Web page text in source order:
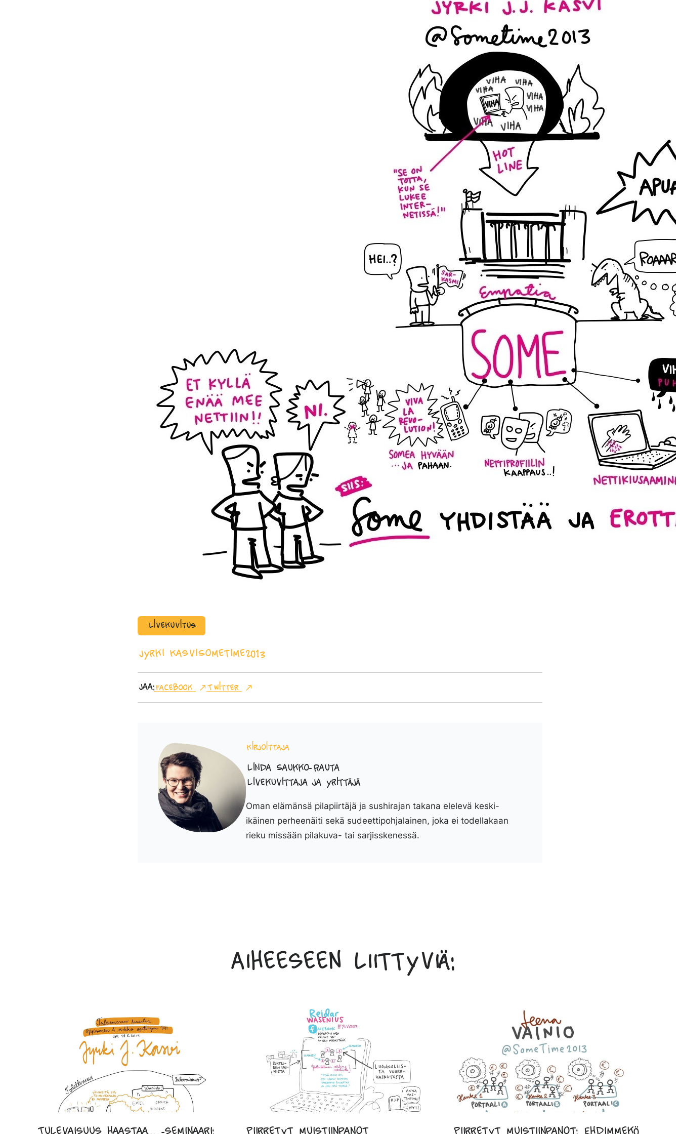
Livekuvitus
Jyrki KasviSometime2013
Jaa:Facebook Twitter
Kirjoittaja
Linda Saukko-Rauta
Livekuvittaja ja yrittäjä
Oman elämänsä pilapiirtäjä ja sushirajan takana elelevä keski-
ikäinen perheenäiti sekä sudeettipohjalainen, joka ei todellakaan
rieku missään pilakuva- tai sarjisskenessä.
Aiheeseen liittyviä: